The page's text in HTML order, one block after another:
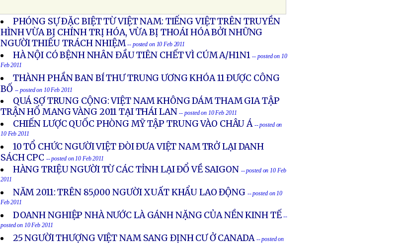
PHÓNG SỰ ÐẶC BIỆT TỪ VIỆT NAM: TIẾNG VIỆT TRÊN TRUYỀN
HÌNH VỪA BỊ CHÍNH TRỊ HÓA, VỪA BỊ THOÁI HÓA BỞI NHỮNG
NGƯỜI THIẾU TRÁCH NHIỆM -- posted on 10 Feb 2011
HÀ NỘI CÓ BỆNH NHÂN ĐẦU TIÊN CHẾT VÌ CÚM A/H1N1 -- posted on 10
Feb 2011
THÀNH PHẦN BAN BÍ THƯ TRUNG ƯƠNG KHÓA 11 ĐƯỢC CÔNG
BỐ -- posted on 10 Feb 2011
QUÁ SỢ TRUNG CỘNG: VIỆT NAM KHÔNG DÁM THAM GIA TẬP
TRẬN HỔ MANG VÀNG 2011 TẠI THÁI LAN -- posted on 10 Feb 2011
CHIẾN LƯỢC QUỐC PHÒNG MỸ TẬP TRUNG VÀO CHÂU Á -- posted on
10 Feb 2011
10 TỔ CHỨC NGƯỜI VIỆT ĐÒI ĐƯA VIỆT NAM TRỞ LẠI DANH
SÁCH CPC -- posted on 10 Feb 2011
HÀNG TRIỆU NGƯỜI TỪ CÁC TỈNH LẠI ĐỔ VỀ SAIGON -- posted on 10 Feb
2011
NĂM 2011: TRÊN 85,000 NGƯỜI XUẤT KHẨU LAO ĐỘNG -- posted on 10
Feb 2011
DOANH NGHIỆP NHÀ NƯỚC LÀ GÁNH NẶNG CỦA NỀN KINH TẾ --
posted on 10 Feb 2011
25 NGƯỜI THƯỢNG VIỆT NAM SANG ĐỊNH CƯ Ở CANADA -- posted on